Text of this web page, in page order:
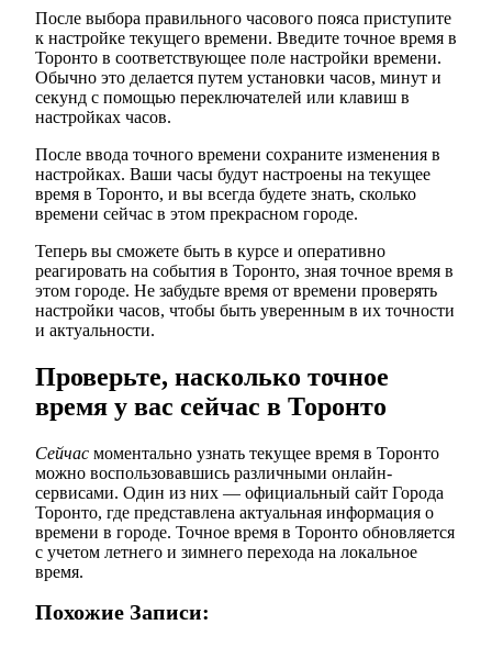
После выбора правильного часового пояса приступите
к настройке текущего времени. Введите точное время в
Торонто в соответствующее поле настройки времени.
Обычно это делается путем установки часов, минут и
секунд с помощью переключателей или клавиш в
настройках часов.
После ввода точного времени сохраните изменения в
настройках. Ваши часы будут настроены на текущее
время в Торонто, и вы всегда будете знать, сколько
времени сейчас в этом прекрасном городе.
Теперь вы сможете быть в курсе и оперативно
реагировать на события в Торонто, зная точное время в
этом городе. Не забудьте время от времени проверять
настройки часов, чтобы быть уверенным в их точности
и актуальности.
Проверьте, насколько точное
время у вас сейчас в Торонто
Сейчас моментально узнать текущее время в Торонто
можно воспользовавшись различными онлайн-
сервисами. Один из них — официальный сайт Города
Торонто, где представлена актуальная информация о
времени в городе. Точное время в Торонто обновляется
с учетом летнего и зимнего перехода на локальное
время.
Похожие Записи: